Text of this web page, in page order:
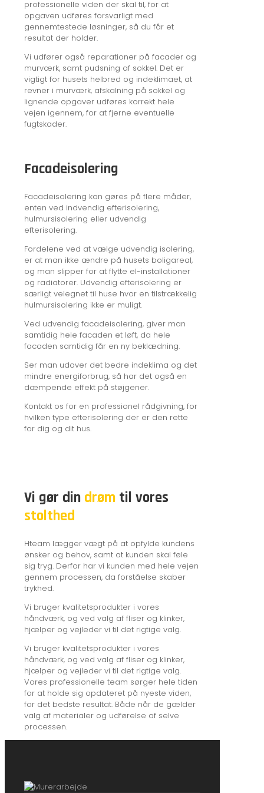
professionelle viden der skal til, for at
opgaven udføres forsvarligt med
gennemtestede løsninger, så du får et
resultat der holder.
Vi udfører også reparationer på facader og
murværk, samt pudsning af sokkel. Det er
vigtigt for husets helbred og indeklimaet, at
revner i murværk, afskalning på sokkel og
lignende opgaver udføres korrekt hele
vejen igennem, for at fjerne eventuelle
fugtskader.
Facadeisolering
Facadeisolering kan gøres på flere måder,
enten ved indvendig efterisolering,
hulmursisolering eller udvendig
efterisolering.
Fordelene ved at vælge udvendig isolering,
er at man ikke ændre på husets boligareal,
og man slipper for at flytte el-installationer
og radiatorer. Udvendig efterisolering er
særligt velegnet til huse hvor en tilstrækkelig
hulmursisolering ikke er muligt.
Ved udvendig facadeisolering, giver man
samtidig hele facaden et løft, da hele
facaden samtidig får en ny beklædning.
Ser man udover det bedre indeklima og det
mindre energiforbrug, så har det også en
dæmpende effekt på støjgener.
Kontakt os for en professionel rådgivning, for
hvilken type efterisolering der er den rette
for dig og dit hus.
Vi gør din drøm til vores
stolthed
Hteam lægger vægt på at opfylde kundens
ønsker og behov, samt at kunden skal føle
sig tryg. Derfor har vi kunden med hele vejen
gennem processen, da forståelse skaber
trykhed.
Vi bruger kvalitetsprodukter i vores
håndværk, og ved valg af fliser og klinker,
hjælper og vejleder vi til det rigtige valg.
Vi bruger kvalitetsprodukter i vores
håndværk, og ved valg af fliser og klinker,
hjælper og vejleder vi til det rigtige valg.
Vores professionelle team sørger hele tiden
for at holde sig opdateret på nyeste viden,
for det bedste resultat. Både når de gælder
valg af materialer og udførelse af selve
processen.